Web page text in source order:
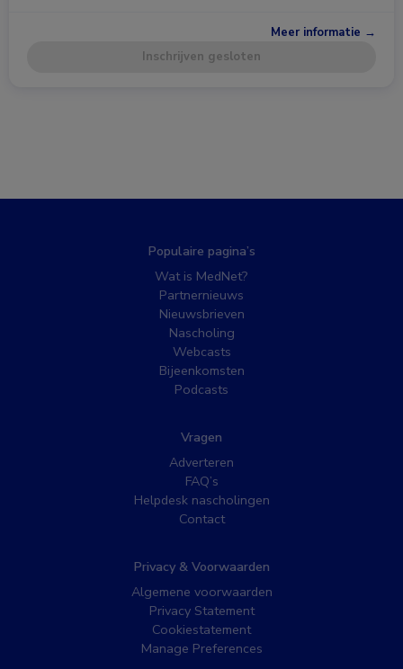
Meer informatie →
Inschrijven gesloten
Populaire pagina’s
Wat is MedNet?
Partnernieuws
Nieuwsbrieven
Nascholing
Webcasts
Bijeenkomsten
Podcasts
Vragen
Adverteren
FAQ’s
Helpdesk nascholingen
Contact
Privacy & Voorwaarden
Algemene voorwaarden
Privacy Statement
Cookiestatement
Manage Preferences